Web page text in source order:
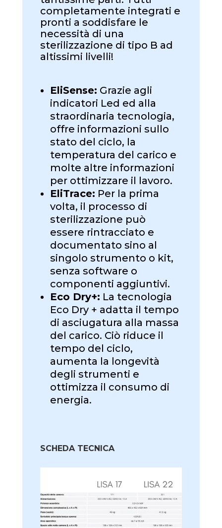
completamente integrati e
pronti a soddisfare le
necessità di una
sterilizzazione di tipo B ad
altissimi livelli!
EliSense: Grazie agli
indicatori Led ed alla
straordinaria tecnologia,
offre informazioni sullo
stato del ciclo, la
temperatura del carico e
molte altre informazioni
per ottimizzare il lavoro.
EliTrace: Per la prima
volta, il processo di
sterilizzazione può
essere rintracciato e
documentato sino al
singolo strumento o kit,
senza software o
componenti aggiuntivi.
Eco Dry+: La tecnologia
Eco Dry + adatta il tempo
di asciugatura alla massa
del carico. Ciò riduce il
tempo del ciclo,
aumenta la longevità
degli strumenti e
ottimizza il consumo di
energia.
SCHEDA TECNICA